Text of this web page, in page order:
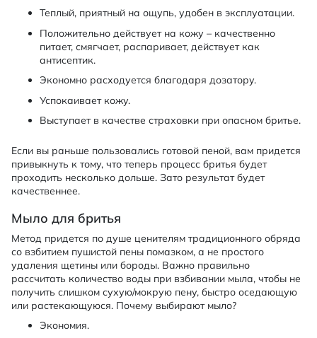
Теплый, приятный на ощупь, удобен в эксплуатации.
Положительно действует на кожу – качественно
питает, смягчает, распаривает, действует как
антисептик.
Экономно расходуется благодаря дозатору.
Успокаивает кожу.
Выступает в качестве страховки при опасном бритье.
Если вы раньше пользовались готовой пеной, вам придется
привыкнуть к тому, что теперь процесс бритья будет
проходить несколько дольше. Зато результат будет
качественнее.
Мыло для бритья
Метод придется по душе ценителям традиционного обряда
со взбитием пушистой пены помазком, а не простого
удаления щетины или бороды. Важно правильно
рассчитать количество воды при взбивании мыла, чтобы не
получить слишком сухую/мокрую пену, быстро оседающую
или растекающуюся. Почему выбирают мыло?
Экономия.